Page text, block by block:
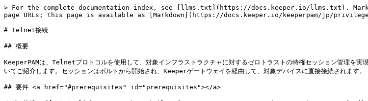
> For the complete documentation index, see [llms.txt](https://docs.keeper.io/llms.txt).
page URLs; this page is available as [Markdown](https://docs.keeper.io/keeperpam/jp/
# Telnet接続
## 概要
KeeperPAMは、Telnetプロトコルを使用して、対象インフラストラクチャに対するゼロトラストの特権セッション管理を
いてご紹介します。セッションはボルトから開始され、Keeperゲートウェイを経由して、対象デバイスに直接接続されます。
## 要件 <a href="#prerequisites" id="prerequisites"></a>